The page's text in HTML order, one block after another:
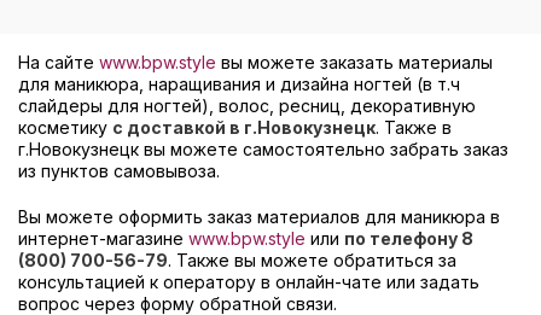
На сайте www.bpw.style вы можете заказать материалы
для маникюра, наращивания и дизайна ногтей (в т.ч
слайдеры для ногтей), волос, ресниц, декоративную
косметику с доставкой в г.Новокузнецк. Также в
г.Новокузнецк вы можете самостоятельно забрать заказ
из пунктов самовывоза.
Вы можете оформить заказ материалов для маникюра в
интернет-магазине www.bpw.style или по телефону 8
(800) 700-56-79. Также вы можете обратиться за
консультацией к оператору в онлайн-чате или задать
вопрос через форму обратной связи.